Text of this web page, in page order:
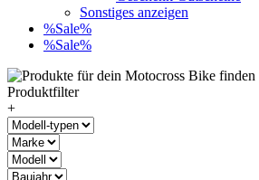
Sonstiges anzeigen
%Sale%
%Sale%
+